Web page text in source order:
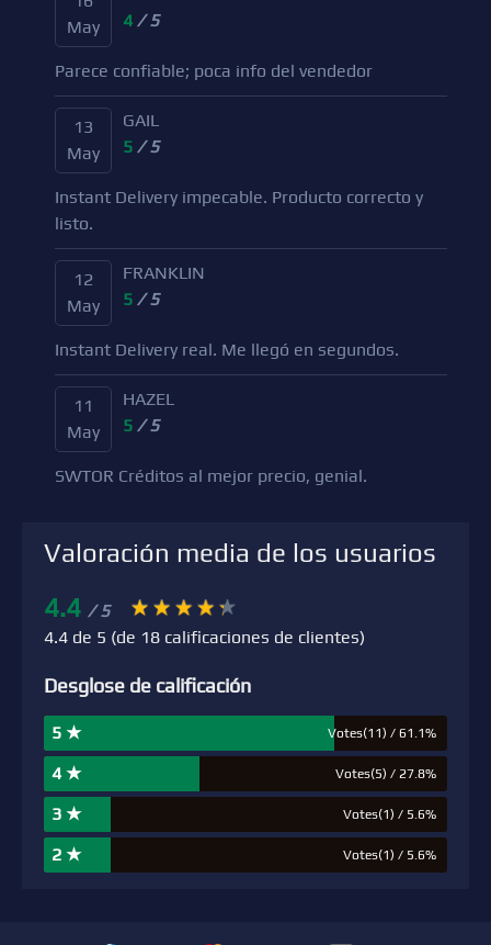
May
4 / 5
Parece confiable; poca info del vendedor
13
May
GAIL
5 / 5
Instant Delivery impecable. Producto correcto y
listo.
12
May
FRANKLIN
5 / 5
Instant Delivery real. Me llegó en segundos.
11
May
HAZEL
5 / 5
SWTOR Créditos al mejor precio, genial.
Valoración media de los usuarios
4.4 / 5
4.4 de 5 (de 18 calificaciones de clientes)
Desglose de calificación
5 ★ Votes(11) / 61.1%
4 ★ Votes(5) / 27.8%
3 ★ Votes(1) / 5.6%
2 ★ Votes(1) / 5.6%